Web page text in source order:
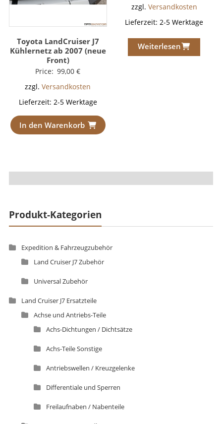
Toyota LandCruiser J7
Kühlernetz ab 2007 (neue
Front)
Price: 99,00€
zzgl.Versandkosten
Lieferzeit: 2-5 Werktage
In den Warenkorb
zzgl. Versandkosten
Lieferzeit:2-5 Werktage
Weiterlesen
Produkt-Kategorien
Expedition & Fahrzeugzubehör
Land Cruiser J7 Zubehör
Universal Zubehör
Land Cruiser J7 Ersatzteile
Achse und Antriebs-Teile
Achs-Dichtungen / Dichtsätze
Achs-Teile Sonstige
Antriebswellen / Kreuzgelenke
Differentiale und Sperren
Freilaufnaben / Nabenteile